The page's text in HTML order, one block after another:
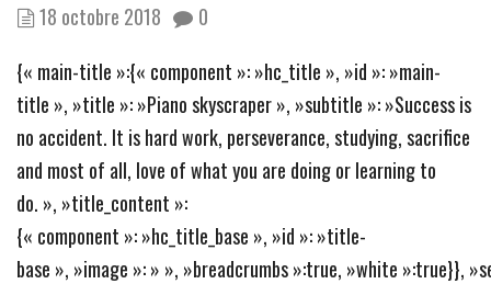
18 octobre 2018
0
{« main-title »:{« component »: »hc_title », »id »: »main-
title », »title »: »Piano skyscraper », »subtitle »: »Success is
no accident. It is hard work, perseverance, studying, sacrifice
and most of all, love of what you are doing or learning to
do. », »title_content »:
{« component »: »hc_title_base », »id »: »title-
base », »image »: » », »breadcrumbs »:true, »white »:true}},